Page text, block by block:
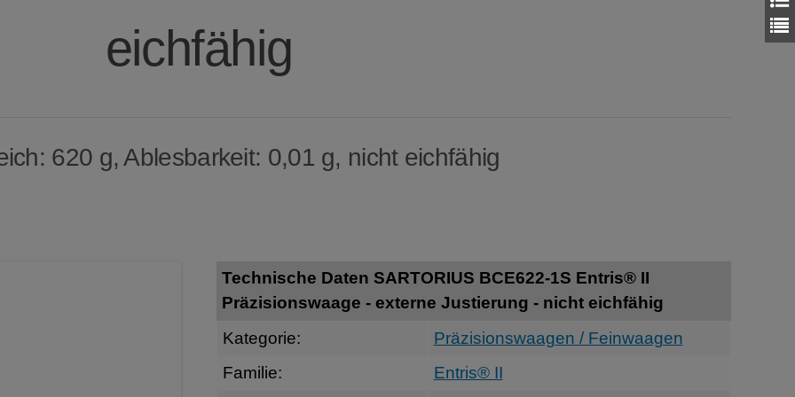
eichfähig
620 g, Ablesbarkeit: 0,01 g, nicht eichfähig
Technische Daten SARTORIUS BCE622-1S Entris® II
Präzisionswaage - externe Justierung - nicht eichfähig
Kategorie:
Präzisionswaagen / Feinwaagen
Familie:
Entris® II